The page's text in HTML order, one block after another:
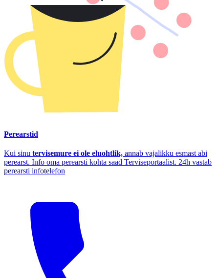
Perearstid
Kui sinu tervisemure ei ole eluohtlik, annab vajalikku esmast abi
perearst. Info oma perearsti kohta saad Terviseportaalist. 24h vastab
perearsti infotelefon